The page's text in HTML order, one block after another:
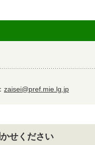
zaisei@pref.mie.lg.jp
せください